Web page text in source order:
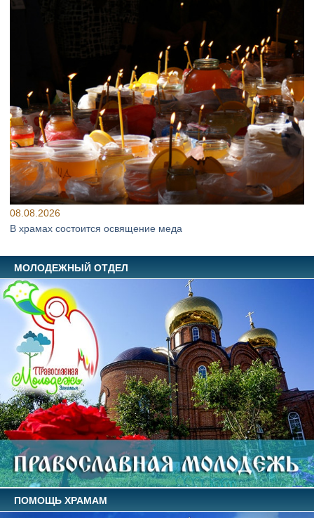
08.08.2026
В храмах состоится освящение меда
МОЛОДЕЖНЫЙ ОТДЕЛ
ПОМОЩЬ ХРАМАМ